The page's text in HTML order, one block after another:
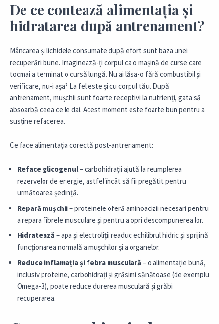
De ce contează alimentația și
hidratarea după antrenament?
Mâncarea și lichidele consumate după efort sunt baza unei
recuperări bune. Imaginează-ți corpul ca o mașină de curse care
tocmai a terminat o cursă lungă. Nu ai lăsa-o fără combustibil și
verificare, nu-i așa? La fel este și cu corpul tău. După
antrenament, mușchii sunt foarte receptivi la nutrienți, gata să
absoarbă ceea ce le dai. Acest moment este foarte bun pentru a
susține refacerea.
Ce face alimentația corectă post-antrenament:
Reface glicogenul– carbohidrații ajută la reumplerea
rezervelor de energie, astfel încât să fii pregătit pentru
următoarea ședință.
Repară mușchii– proteinele oferă aminoacizii necesari pentru
a repara fibrele musculare și pentru a opri descompunerea lor.
Hidratează – apa și electroliții readuc echilibrul hidric și sprijină
funcționarea normală a mușchilor și a organelor.
Reduce inflamația și febra musculară – o alimentație bună,
inclusiv proteine, carbohidrați și grăsimi sănătoase (de exemplu
Omega-3), poate reduce durerea musculară și grăbi
recuperarea.